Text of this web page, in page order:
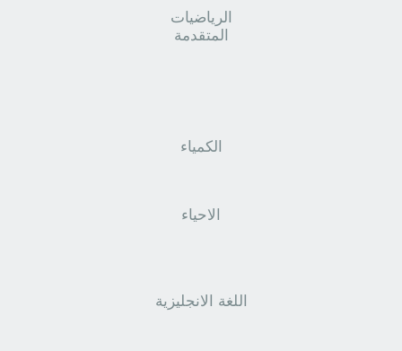
الرياضيات
المتقدمة
الكمياء
الاحياء
اللغة الانجليزية